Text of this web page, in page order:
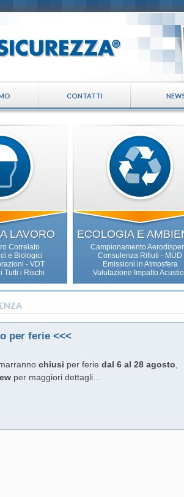
CONTATTI
LAVORO
Correlato
e Biologici
- VDT
Tutti i Rischi
ECOLOGIA E
Campionamento
Consulenza Rifiuti - MUD
Emissioni in Atmosfera
Valutazione Impatto
per ferie <<<
chiusi per ferie dal 6 al 28 agosto
per maggiori dettagli...